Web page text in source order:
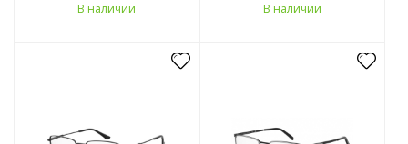
В наличии В наличии